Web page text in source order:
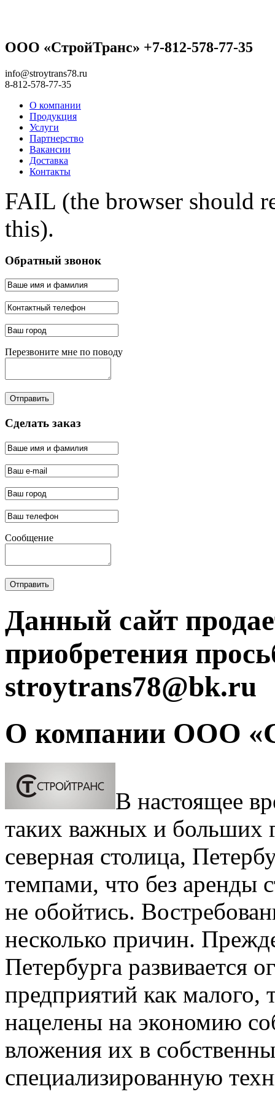
ООО «СтройТранс» +7-812-578-77-35
info@stroytrans78.ru
8-812-578-77-35
О компании
Продукция
Услуги
Партнерство
Вакансии
Доставка
Контакты
FAIL (the browser should
this).
Обратный звонок
Перезвоните мне по поводу
Отправить
Сделать заказ
Сообщение
Отправить
Данный сайт
приобретения
stroytrans78@bk.ru
О компании ООО
В настоящее
таких важных и больших
северная столица,
темпами, что без аренды
не обойтись.
несколько причин.
Петербурга развивается
предприятий как малого,
нацелены на экономию
вложения их в
специализированную